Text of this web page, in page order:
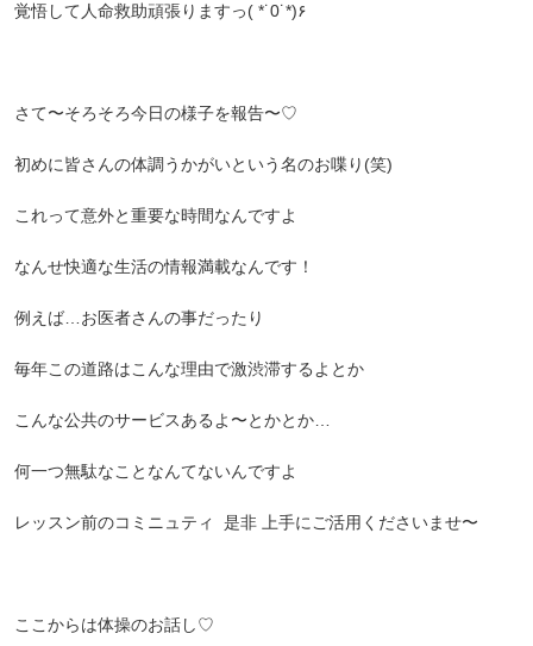
覚悟して人命救助頑張りますっ( *˙0˙*)۶
さて〜そろそろ今日の様子を報告〜♡
初めに皆さんの体調うかがいという名のお喋り(笑)
これって意外と重要な時間なんですよ
なんせ快適な生活の情報満載なんです！
例えば…お医者さんの事だったり
毎年この道路はこんな理由で激渋滞するよとか
こんな公共のサービスあるよ〜とかとか…
何一つ無駄なことなんてないんですよ
レッスン前のコミニュティ 是非 上手にご活用くださいませ〜
ここからは体操のお話し♡